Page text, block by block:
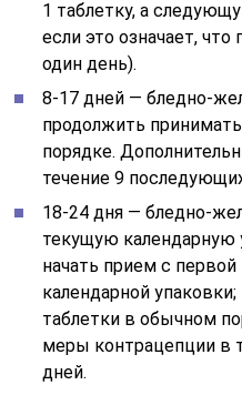
1 таблетку, а
если это означает, что
один день).
8-17 дней — бледно-
продолжить
порядке.
течение 9
18-24 дня — бледно-
текущую календарную
начать прием с
календарной
таблетки в обычном
меры контрацепции в
дней.